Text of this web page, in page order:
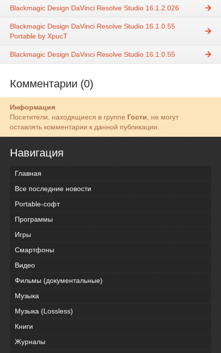
Blackmagic Design DaVinci Resolve Studio 16.1.2.026
Blackmagic Design DaVinci Resolve Studio 16.1.0.55
Portable by XpucT
Blackmagic Design DaVinci Resolve Studio 16.1.0.55
Комментарии (0)
Информация
Посетители, находящиеся в группе Гости , не могут
оставлять комментарии к данной публикации.
Навигация
Главная
Все последние новости
Portable-софт
Программы
Игры
Смартфоны
Видео
Фильмы (документальные)
Музыка
Музыка (Lossless)
Книги
Журналы